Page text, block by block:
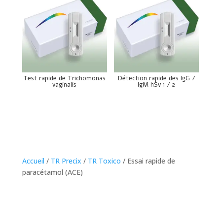
Test rapide de Trichomonas
vaginalis
Détection rapide des IgG /
IgM hSv 1 / 2
Accueil / TR Precix / TR Toxico / Essai rapide de
paracétamol (ACE)